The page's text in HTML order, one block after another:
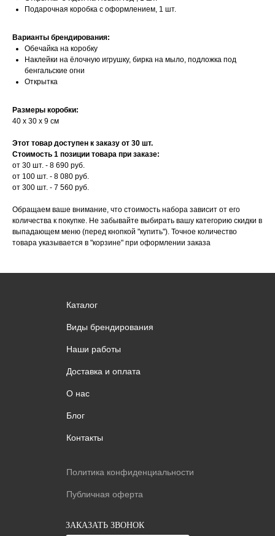
Подарочная коробка с оформлением, 1 шт.
Варианты брендирования:
Обечайка на коробку
Наклейки на ёлочную игрушку, бирка на мыло, подложка под
бенгальские огни
Открытка
Размеры коробки:
40 х 30 х 9 см
Этот товар доступен к заказу от 30 шт.
Стоимость 1 позиции товара при заказе:
от 30 шт. - 8 690 руб.
от 100 шт. - 8 080 руб.
от 300 шт. - 7 560 руб.
Обращаем ваше внимание, что стоимость набора зависит от его
количества к покупке. Не забывайте выбирать вашу категорию скидки в
выпадающем меню (перед кнопкой "купить"). Точное количество
товара указывается в "корзине" при оформлении заказа
О нас
Каталог
Публичная оферта
Политика конфиденциальности
Виды брендирования
Наши работы
Доставка и оплата
Блог
Контакты
ЗАКАЗАТЬ ЗВОНОК